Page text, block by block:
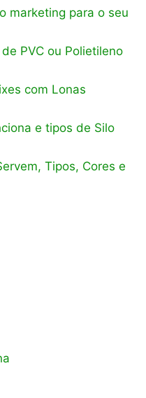
marketing para o seu
PVC ou Polietileno
com Lonas
e tipos de Silo
Tipos, Cores e